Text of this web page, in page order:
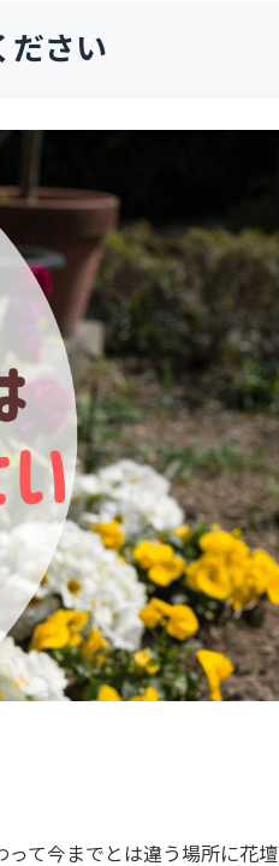
ださい
て今までとは違う場所に花壇